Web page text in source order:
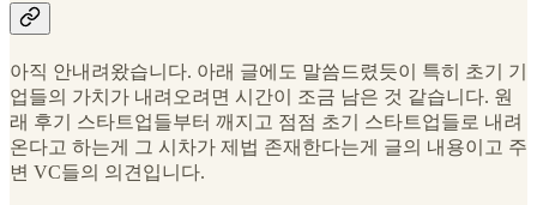
아직 안내려왔습니다. 아래 글에도 말씀드렸듯이 특히 초기 기
업들의 가치가 내려오려면 시간이 조금 남은 것 같습니다. 원
래 후기 스타트업들부터 깨지고 점점 초기 스타트업들로 내려
온다고 하는게 그 시차가 제법 존재한다는게 글의 내용이고 주
변 VC들의 의견입니다.